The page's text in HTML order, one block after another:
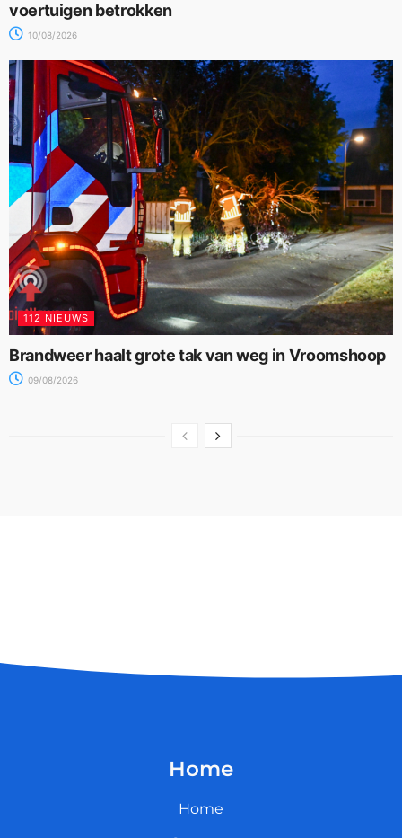
voertuigen betrokken
10/08/2026
112 NIEUWS
Brandweer haalt grote tak van weg in Vroomshoop
09/08/2026
Home
Home